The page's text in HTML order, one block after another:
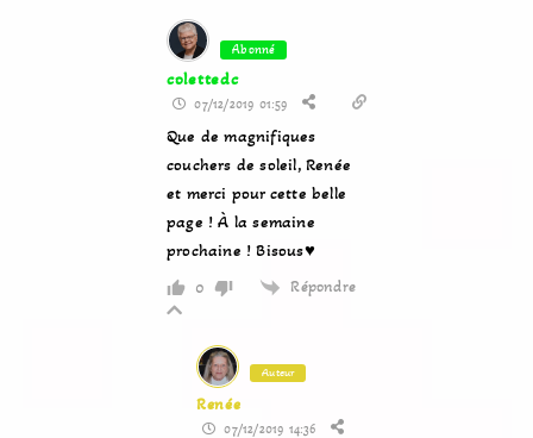
Abonné
colettedc
07/12/2019 01:59
Que de magnifiques
couchers de soleil, Renée
et merci pour cette belle
page ! À la semaine
prochaine ! Bisous♥
0 Répondre
Auteur
Renée
07/12/2019 14:36